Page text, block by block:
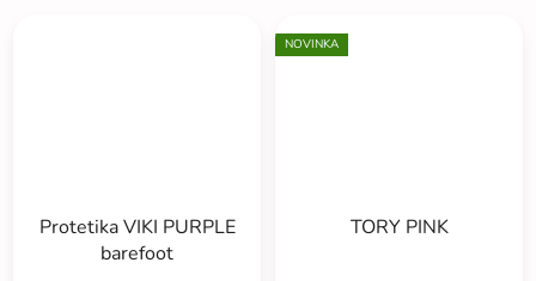
Protetika VIKI PURPLE
barefoot
NOVINKA
TORY PINK